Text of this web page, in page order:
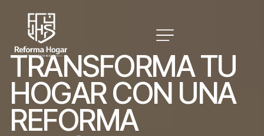
TRANSFORMATU
HOGARCON UNA
REFORMA